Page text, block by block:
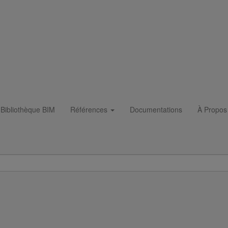
Bibliothèque BIM Références Documentations À Propos
tant du point de vue de leur composition que des températures
domestiques, bénéficient d'un revêtement intérieur
gammes face aux produits domestiques actuels, dans des